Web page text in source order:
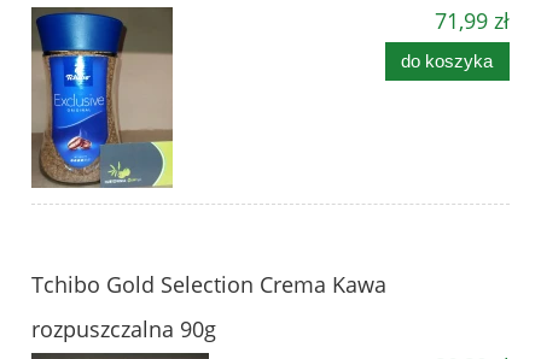
71,99 zł
do koszyka
Tchibo Gold Selection Crema Kawa
rozpuszczalna 90g